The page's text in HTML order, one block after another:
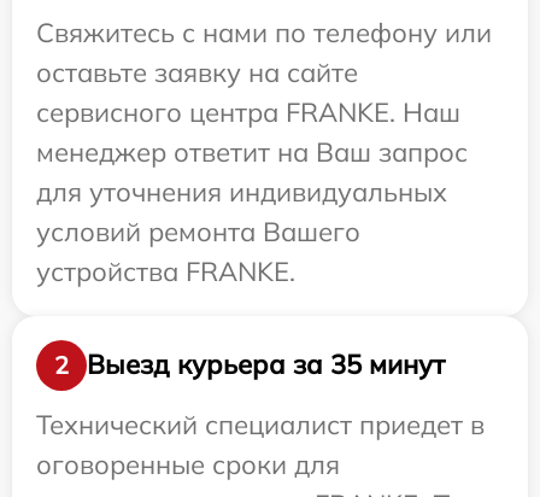
Свяжитесь с нами по телефону или
оставьте заявку на сайте
сервисного центра FRANKE. Наш
менеджер ответит на Ваш запрос
для уточнения индивидуальных
условий ремонта Вашего
устройства FRANKE.
2
Выезд курьера за 35 минут
Технический специалист приедет в
оговоренные сроки для